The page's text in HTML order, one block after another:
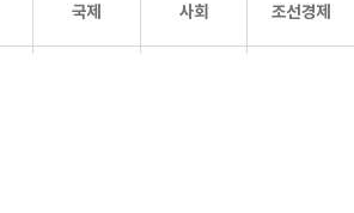
국제 사회 조선경제